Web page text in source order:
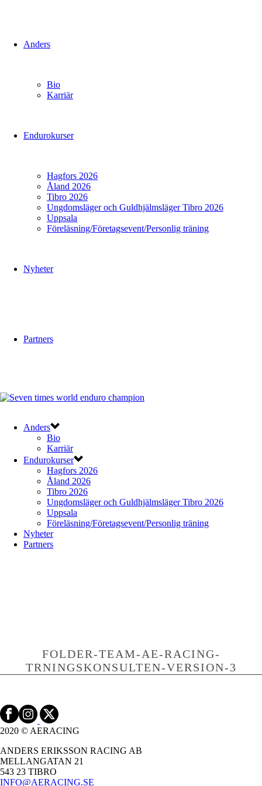
Anders
Bio
Karriär
Endurokurser
Hagfors 2026
Åland 2026
Tibro 2026
Ungdomsläger och Guldhjälmsläger Tibro 2026
Uppsala
Föreläsning/Företagsevent/Personlig träning
Nyheter
Partners
Anders
Bio
Karriär
Endurokurser
Hagfors 2026
Åland 2026
Tibro 2026
Ungdomsläger och Guldhjälmsläger Tibro 2026
Uppsala
Föreläsning/Företagsevent/Personlig träning
Nyheter
Partners
FOLDER-TEAM-AE-RACING-
TRNINGSKONSULTEN-VERSION-3
2020 © AERACING
ANDERS ERIKSSON RACING AB
MELLANGATAN 21
543 23 TIBRO
INFO@AERACING.SE